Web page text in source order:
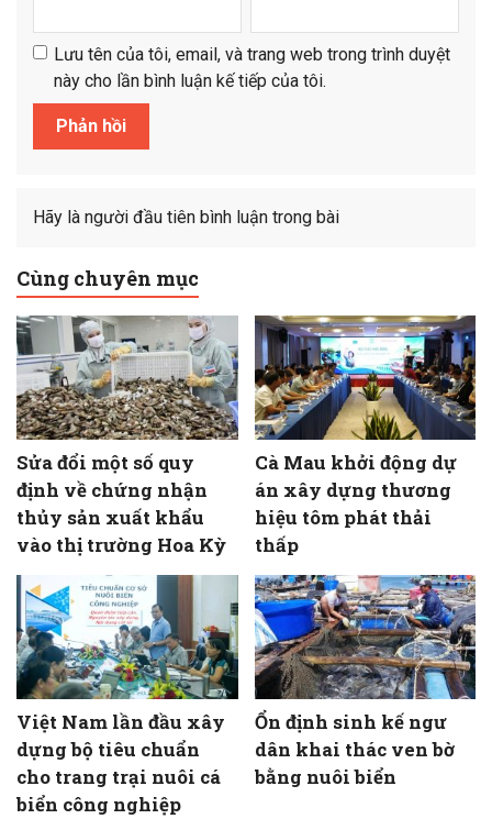
Lưu tên của tôi, email, và trang web trong trình duyệt
này cho lần bình luận kế tiếp của tôi.
Hãy là người đầu tiên bình luận trong bài
Cùng chuyên mục
Sửa đổi một số quy
định về chứng nhận
thủy sản xuất khẩu
vào thị trường Hoa Kỳ
Cà Mau khởi động dự
án xây dựng thương
hiệu tôm phát thải
thấp
Việt Nam lần đầu xây
dựng bộ tiêu chuẩn
cho trang trại nuôi cá
biển công nghiệp
Ổn định sinh kế ngư
dân khai thác ven bờ
bằng nuôi biển